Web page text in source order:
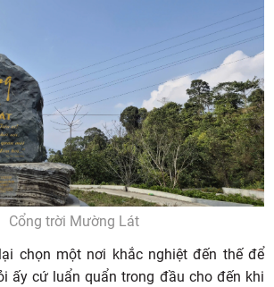
Cổng trời Mường Lát
chọn một nơi khắc nghiệt đến thế để
ấy cứ luẩn quẩn trong đầu cho đến khi